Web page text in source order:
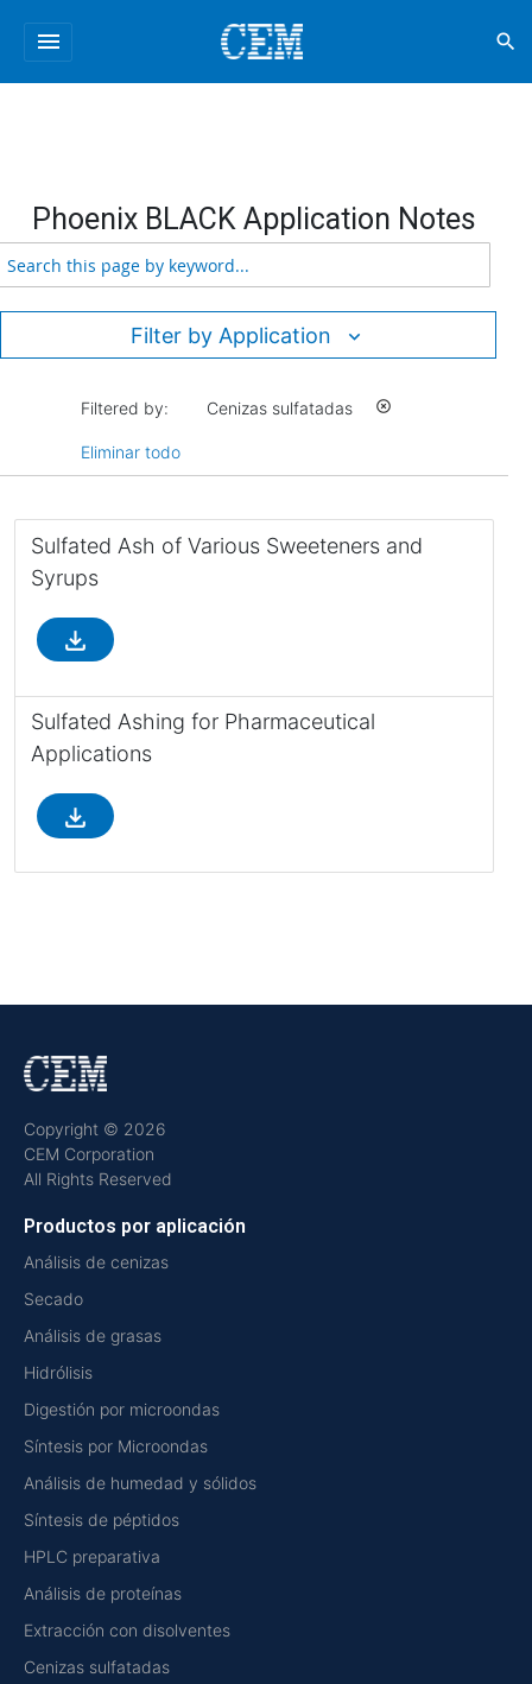
menu search
Phoenix BLACK Application Notes
Filter by Application
Filtered by: Cenizas sulfatadas highlight_off
Eliminar todo
Sulfated Ash of Various Sweeteners and
Syrups
file_download
Sulfated Ashing for Pharmaceutical
Applications
file_download
Copyright © 2026
CEM Corporation
All Rights Reserved
Productos por aplicación
Análisis de cenizas
Secado
Análisis de grasas
Hidrólisis
Digestión por microondas
Síntesis por Microondas
Análisis de humedad y sólidos
Síntesis de péptidos
HPLC preparativa
Análisis de proteínas
Extracción con disolventes
Cenizas sulfatadas